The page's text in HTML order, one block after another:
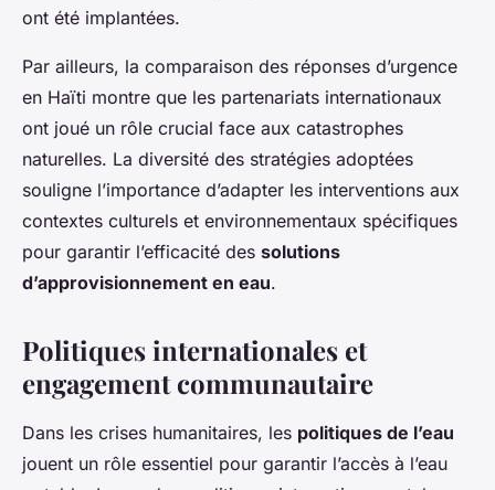
ont été implantées.
Par ailleurs, la comparaison des réponses d’urgence
en Haïti montre que les partenariats internationaux
ont joué un rôle crucial face aux catastrophes
naturelles. La diversité des stratégies adoptées
souligne l’importance d’adapter les interventions aux
contextes culturels et environnementaux spécifiques
pour garantir l’efficacité des solutions
d’approvisionnement en eau.
Politiques internationales et
engagement communautaire
Dans les crises humanitaires, les politiques de l’eau
jouent un rôle essentiel pour garantir l’accès à l’eau